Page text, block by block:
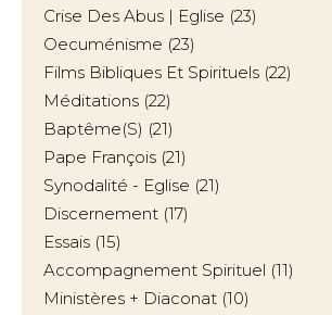
Crise Des Abus | Eglise (23)
Oecuménisme (23)
Films Bibliques Et Spirituels (22)
Méditations (22)
Baptême(s) (21)
Pape François (21)
Synodalité - Eglise (21)
Discernement (17)
Essais (15)
Accompagnement Spirituel (11)
Ministères + Diaconat (10)